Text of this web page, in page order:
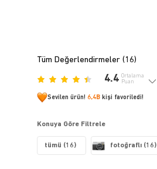
Tüm Değerlendirmeler (16)
4.4 Ortalama
Puan
Sevilen ürün!6,4B kişi favoriledi!
Konuya Göre Filtrele
tümü (16) fotoğraflı (16)